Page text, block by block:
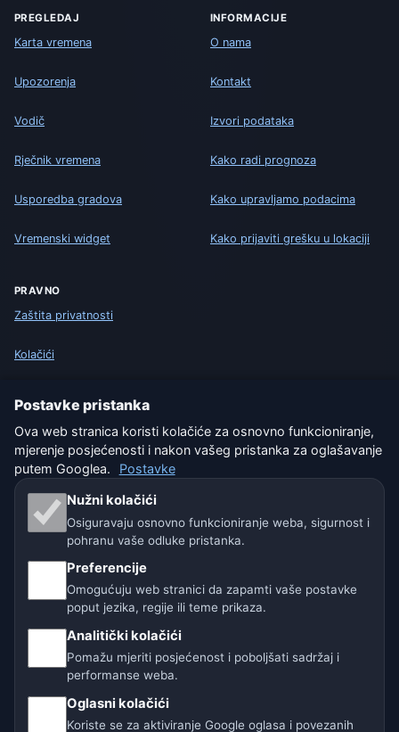
PREGLEDAJ
Karta vremena
Upozorenja
Vodič
Rječnik vremena
Usporedba gradova
Vremenski widget
INFORMACIJE
O nama
Kontakt
Izvori podataka
Kako radi prognoza
Kako upravljamo podacima
Kako prijaviti grešku u lokaciji
PRAVNO
Zaštita privatnosti
Kolačići
Isključenje odgovornosti
Pomažemo životinjama
Sitemap
🇨🇿 Češka 🇭🇷 Hrvatska 🇧🇬 Bugarska
Postavke pristanka
Ova web stranica koristi kolačiće za osnovno funkcioniranje,
mjerenje posjećenosti i nakon vašeg pristanka za oglašavanje
putem Googlea.
Postavke
Nužni kolačići
Osiguravaju osnovno funkcioniranje weba, sigurnost i
pohranu vaše odluke pristanka.
Preferencije
Omogućuju web stranici da zapamti vaše postavke
poput jezika, regije ili teme prikaza.
Analitički kolačići
Pomažu mjeriti posjećenost i poboljšati sadržaj i
performanse weba.
Oglasni kolačići
Koriste se za aktiviranje Google oglasa i povezanih